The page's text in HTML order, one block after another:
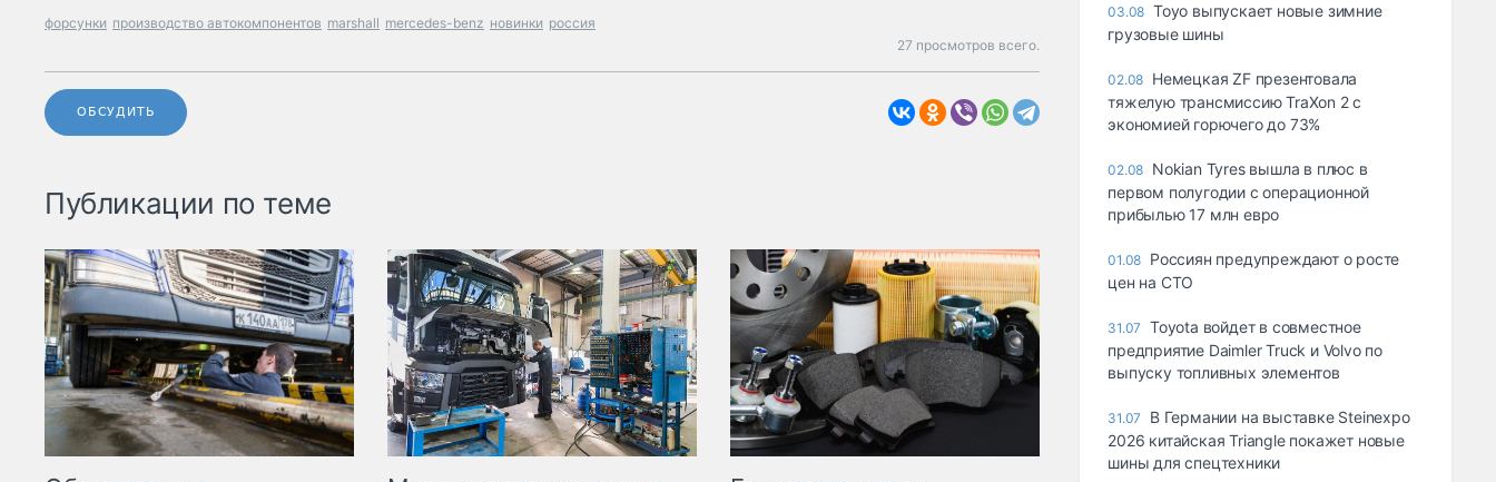
форсунки производство автокомпонентов marshall mercedes-benz новинки россия
27 просмотров всего.
ОБСУДИТЬ
Публикации по теме
03.08 Toyo выпускает новые зимние
грузовые шины
02.08 Немецкая ZF презентовала
тяжелую трансмиссию TraXon 2 с
экономией горючего до 73%
02.08 Nokian Tyres вышла в плюс в
первом полугодии с операционной
прибылью 17 млн евро
01.08 Россиян предупреждают о росте
цен на СТО
31.07
Toyota войдет в совместное
предприятие Daimler Truck и Volvo по
выпуску топливных элементов
31.07
В Германии на выставке Steinexpo
2026 китайская Triangle покажет новые
шины для спецтехники